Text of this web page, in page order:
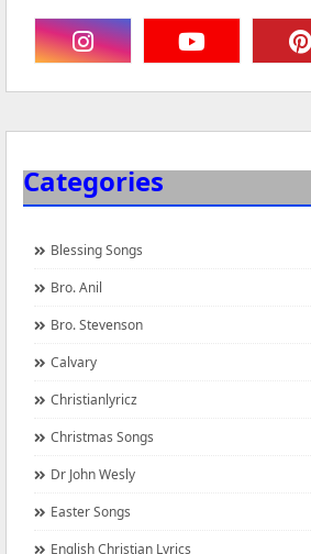
Categories
Blessing Songs
Bro. Anil
Bro. Stevenson
Calvary
Christianlyricz
Christmas Songs
Dr John Wesly
Easter Songs
English Christian Lyrics